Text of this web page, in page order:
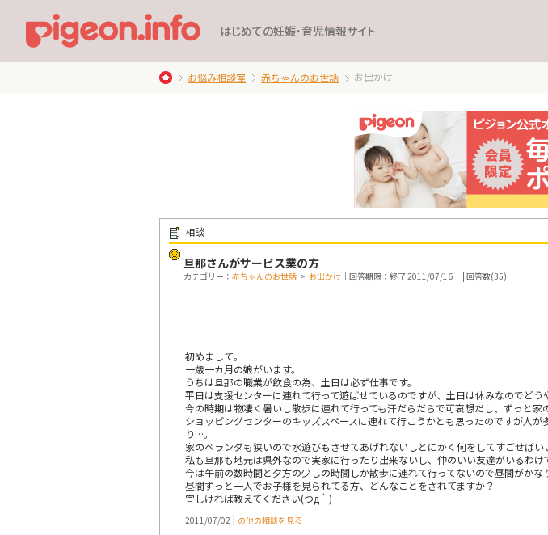
はじめての妊娠・育児情報サイト
お悩み相談室 赤ちゃんのお世話 お出かけ
相談
旦那さんがサービス業の方
カテゴリー： 赤ちゃんのお世話 > お出かけ ｜回答期限：終了 2011/07/16｜ | 回答数(35)
初めまして。
一歳一カ月の娘がいます。
うちは旦那の職業が飲食の為、土日は必ず仕事です。
平日は支援センターに連れて行って遊ばせているのですが、土日は休みなのでどう
今の時期は物凄く暑いし散歩に連れて行っても汗だらだらで可哀想だし、ずっと
ショッピングセンターのキッズスペースに連れて行こうかとも思ったのですが人
り…。
家のベランダも狭いので水遊びもさせてあげれないしとにかく何をしてすごせばい
私も旦那も地元は県外なので実家に行ったり出来ないし、仲のいい友達がいるわけ
今は午前の数時間と夕方の少しの時間しか散歩に連れて行ってないので昼間がかな
昼間ずっと一人でお子様を見られてる方、どんなことをされてますか？
宜しければ教えてください(つд｀)
2011/07/02 | の他の相談を見る